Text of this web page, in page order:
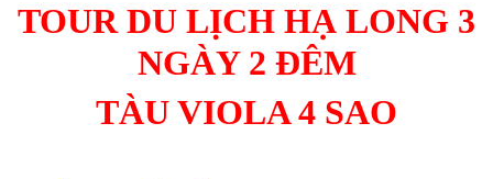
TOUR DU LỊCH HẠ LONG 3
NGÀY 2 ĐÊM
TÀU VIOLA 4 SAO